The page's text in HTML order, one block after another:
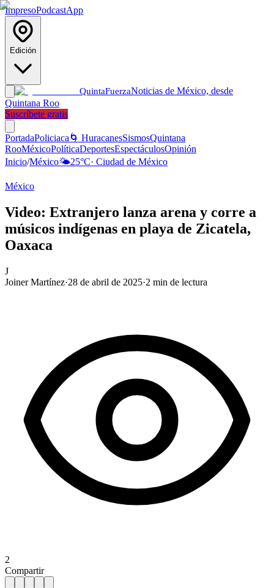
ImpresoPodcastApp
Edición
QuintaFuerzaNoticias de México, desde
Quintana Roo
Suscríbete gratis
PortadaPoliciaca 🌀 HuracanesSismosQuintana
RooMéxicoPolíticaDeportesEspectáculosOpinión
Inicio/México🌤️25°C· Ciudad de México
México
Video: Extranjero lanza arena y corre a
músicos indígenas en playa de Zicatela,
Oaxaca
J
Joiner Martínez·28 de abril de 2025·2 min de lectura
2
Compartir